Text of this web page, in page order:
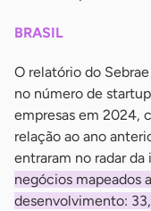
BRASIL
O relatório do
no número de
empresas em 2024,
relação ao ano
entraram no radar
negócios mapeados
desenvolvimento: